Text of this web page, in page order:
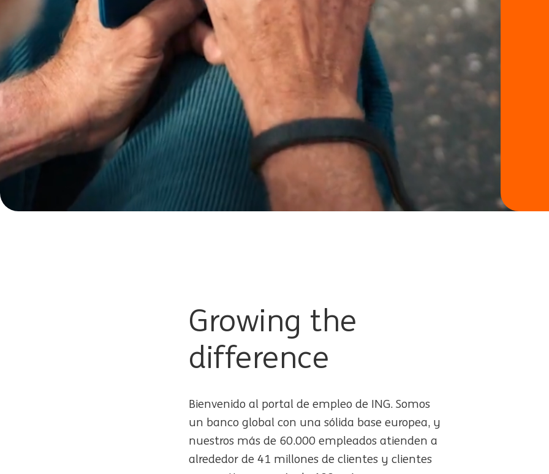
Growing the
difference
Bienvenido al portal de empleo de ING. Somos
un banco global con una sólida base europea, y
nuestros más de 60.000 empleados atienden a
alrededor de 41 millones de clientes y clientes